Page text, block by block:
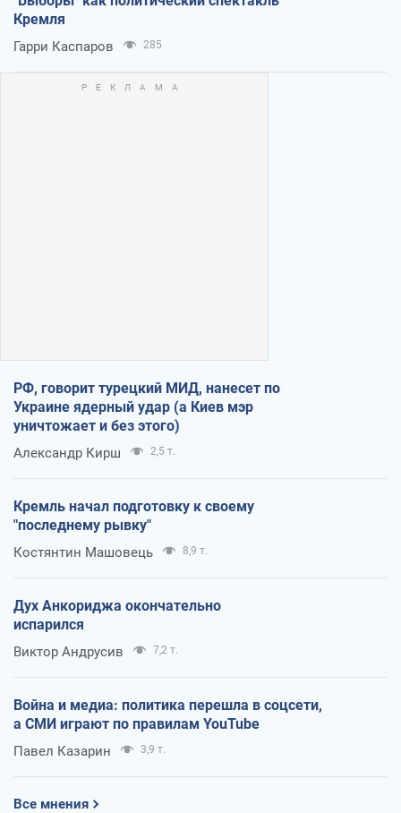
Кремля
Гарри Каспаров 285
РФ, говорит турецкий МИД, нанесет по
Украине ядерный удар (а Киев мэр
уничтожает и без этого)
Александр Кирш 2,5 т.
Кремль начал подготовку к своему
"последнему рывку"
Костянтин Машовець 8,9 т.
Дух Анкориджа окончательно
испарился
Виктор Андрусив 7,2 т.
Война и медиа: политика перешла в соцсети,
а СМИ играют по правилам YouTube
Павел Казарин 3,9 т.
Все мнения